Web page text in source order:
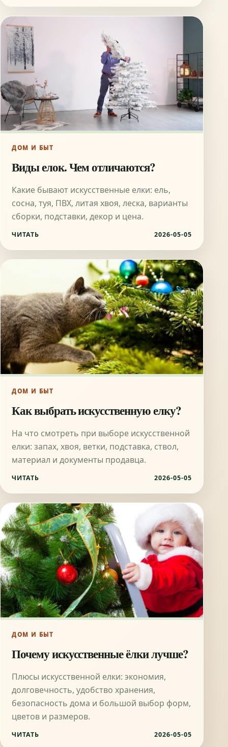
ДОМ И БЫТ
Виды елок. Чем отличаются?
Какие бывают искусственные елки: ель,
сосна, туя, ПВХ, литая хвоя, леска, варианты
сборки, подставки, декор и цена.
ЧИТАТЬ 2026-05-05
ДОМ И БЫТ
Как выбрать искусственную елку?
На что смотреть при выборе искусственной
елки: запах, хвоя, ветки, подставка, ствол,
материал и документы продавца.
ЧИТАТЬ 2026-05-05
ДОМ И БЫТ
Почему искусственные ёлки лучше?
Плюсы искусственной елки: экономия,
долговечность, удобство хранения,
безопасность дома и большой выбор форм,
цветов и размеров.
ЧИТАТЬ 2026-05-05